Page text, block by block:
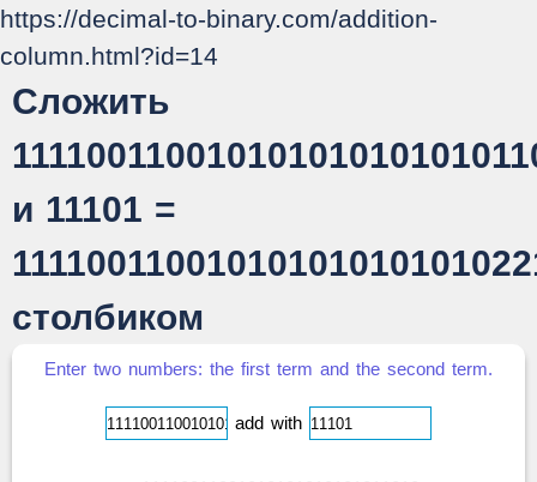
https://decimal-to-binary.com/addition-
column.html?id=14
Сложить
и 11101 =
столбиком
Enter two numbers: the first term and the second term.
add with